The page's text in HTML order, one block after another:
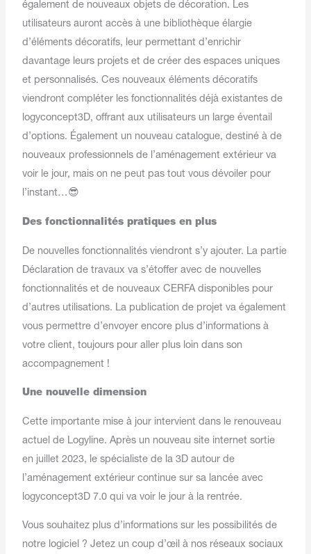
également de nouveaux objets de décoration. Les
utilisateurs auront accès à une bibliothèque élargie
d’éléments décoratifs, leur permettant d’enrichir
davantage leurs projets et de créer des espaces uniques
et personnalisés. Ces nouveaux éléments décoratifs
viendront compléter les fonctionnalités déjà existantes de
logyconcept3D, offrant aux utilisateurs un large éventail
d’options. Également un nouveau catalogue, destiné à de
nouveaux professionnels de l’aménagement extérieur va
voir le jour, mais on ne peut pas tout vous dévoiler pour
l’instant…😎
Des fonctionnalités pratiques en plus
De nouvelles fonctionnalités viendront s’y ajouter. La partie
Déclaration de travaux va s’étoffer avec de nouvelles
fonctionnalités et de nouveaux CERFA disponibles pour
d’autres utilisations. La publication de projet va également
vous permettre d’envoyer encore plus d’informations à
votre client, toujours pour aller plus loin dans son
accompagnement !
Une nouvelle dimension
Cette importante mise à jour intervient dans le renouveau
actuel de Logyline. Après un nouveau site internet sortie
en juillet 2023, le spécialiste de la 3D autour de
l’aménagement extérieur continue sur sa lancée avec
logyconcept3D 7.0 qui va voir le jour à la rentrée.
Vous souhaitez plus d’informations sur les possibilités de
notre logiciel ? Jetez un coup d’œil à nos réseaux sociaux